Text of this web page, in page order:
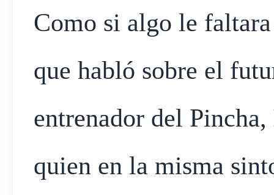
Como si algo le
que habló sobre el
entrenador del Pincha,
quien en la misma